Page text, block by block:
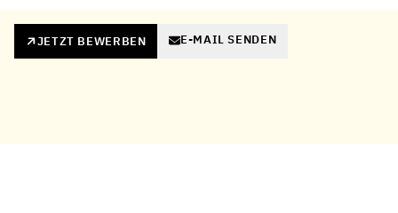
JETZT BEWERBEN E-MAIL SENDEN